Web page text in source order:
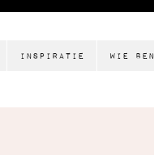
Inspiratie Wie